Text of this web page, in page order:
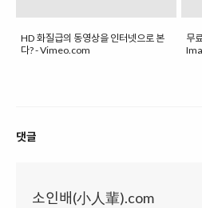
HD 화질급의 동영상을 인터넷으로 본
다? - Vimeo.com
무
댓글
소인배(小人輩).com